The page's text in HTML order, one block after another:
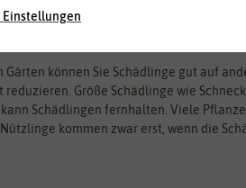
weniger. Allerdings wirken sie meist
Möglichkeiten
Gärten können Sie Schädlinge gut auf
reduzieren. Größe Schädlinge wie
Schädlingen fernhalten. Viele
kommen zwar erst, wenn die